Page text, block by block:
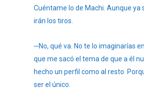
Cuéntame lo de Machi. Aunque ya
irán los tiros.
─No, qué va. No te lo imaginarías
que me sacó el tema de que a él
hecho un perfil como al resto.
ser el único.